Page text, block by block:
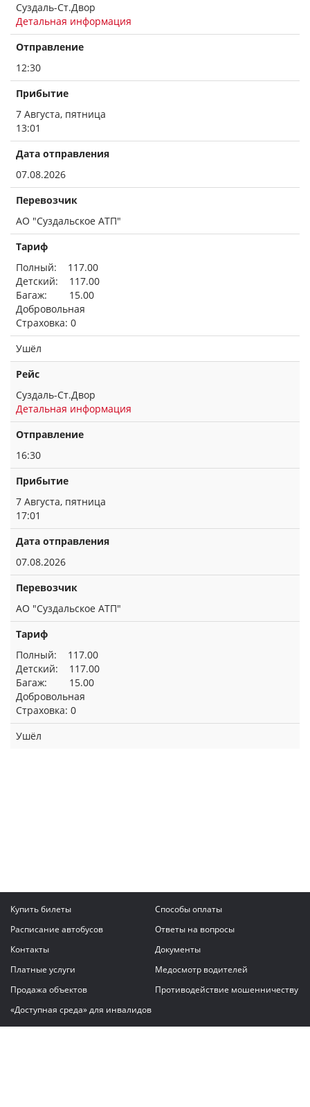
Суздаль-Ст.Двор
Детальная информация
Отправление
12:30
Прибытие
7 Августа, пятница
13:01
Дата отправления
07.08.2026
Перевозчик
АО "Суздальское АТП"
Тариф
Полный: 117.00
Детский: 117.00
Багаж: 15.00
Добровольная
Страховка: 0
Ушёл
Рейс
Суздаль-Ст.Двор
Детальная информация
Отправление
16:30
Прибытие
7 Августа, пятница
17:01
Дата отправления
07.08.2026
Перевозчик
АО "Суздальское АТП"
Тариф
Полный: 117.00
Детский: 117.00
Багаж: 15.00
Добровольная
Страховка: 0
Ушёл
Купить билеты
Способы оплаты
Расписание автобусов
Ответы на вопросы
Контакты
Документы
Платные услуги
Медосмотр водителей
Продажа объектов
Противодействие мошенничеству
«Доступная среда» для инвалидов